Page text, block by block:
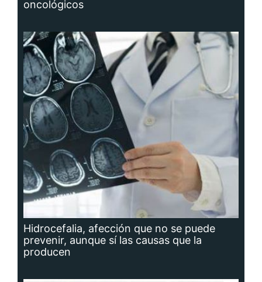
Hidrocefalia, afección que no se puede
prevenir, aunque sí las causas que la
producen